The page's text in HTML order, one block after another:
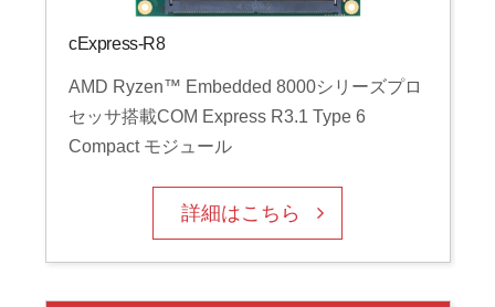
cExpress-R8
AMD Ryzen™ Embedded 8000シリーズプロ
セッサ搭載COM Express R3.1 Type 6
Compact モジュール
詳細はこちら